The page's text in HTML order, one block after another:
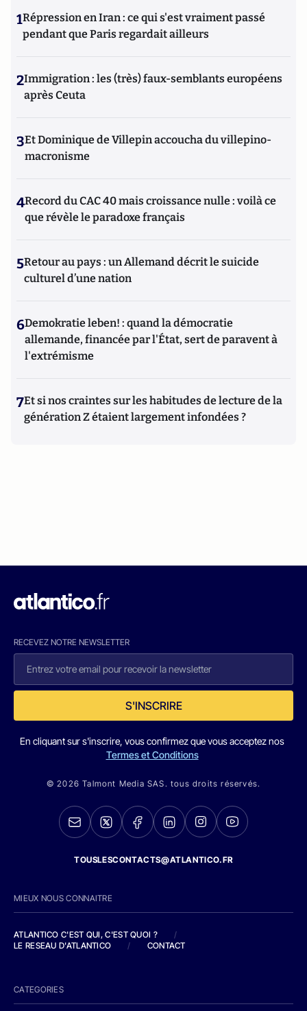
1Répression en Iran : ce qui s'est vraiment passé
pendant que Paris regardait ailleurs
2Immigration : les (très) faux-semblants européens
après Ceuta
3Et Dominique de Villepin accoucha du villepino-
macronisme
4Record du CAC 40 mais croissance nulle : voilà ce
que révèle le paradoxe français
5Retour au pays : un Allemand décrit le suicide
culturel d’une nation
6Demokratie leben! : quand la démocratie
allemande, financée par l'État, sert de paravent à
l'extrémisme
7Et si nos craintes sur les habitudes de lecture de la
génération Z étaient largement infondées ?
RECEVEZ NOTRE NEWSLETTER
S'INSCRIRE
En cliquant sur s'inscrire, vous confirmez que vous acceptez nos
Termes et Conditions
© 2026 Talmont Media SAS. tous droits réservés.
TOUSLESCONTACTS@ATLANTICO.FR
MIEUX NOUS CONNAITRE
ATLANTICO C'EST QUI, C'EST QUOI ?
/
LE RESEAU D'ATLANTICO
/ CONTACT
CATEGORIES